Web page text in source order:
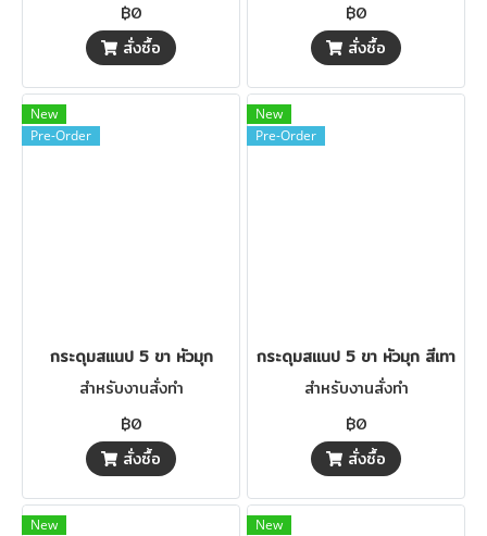
฿0
สั่งซื้อ
฿0
สั่งซื้อ
New
Pre-Order
กระดุมสแนป 5 ขา หัวมุก
สำหรับงานสั่งทำ
฿0
สั่งซื้อ
New
Pre-Order
กระดุมสแนป 5 ขา หัวมุก สีเทา
สำหรับงานสั่งทำ
฿0
สั่งซื้อ
New
New